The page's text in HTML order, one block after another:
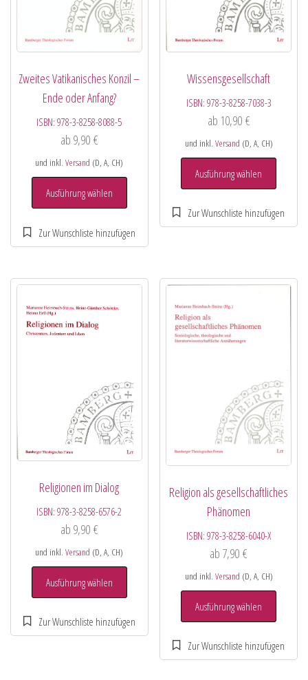
Zweites Vatikanisches Konzil –
Ende oder Anfang?
ISBN:978-3-8258-8088-5
ab 9,90 €
und inkl.Versand (D, A, CH)
Ausführung wählen
Wissensgesellschaft
ISBN: 978-3-8258-7038-3
ab 10,90 €
und inkl. Versand (D, A, CH)
Ausführung wählen
Religionen im Dialog
ISBN:978-3-8258-6576-2
ab 9,90 €
und inkl.Versand (D, A, CH)
Ausführung wählen
Religion als gesellschaftliches
Phänomen
ISBN:978-3-8258-6040-X
ab 7,90€
und inkl. Versand (D, A, CH)
Ausführung wählen